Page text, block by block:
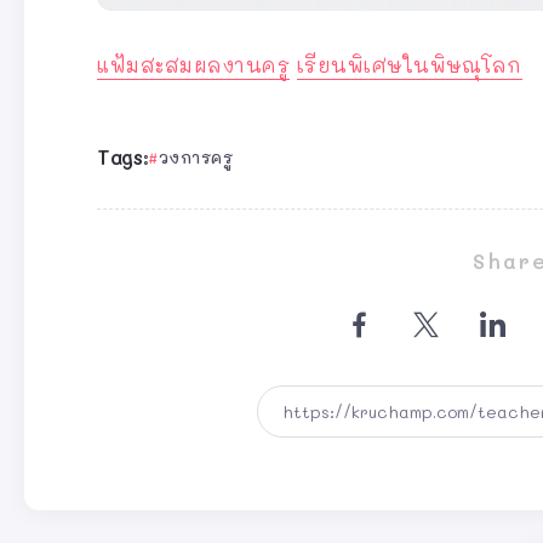
แฟ้มสะสมผลงานครู เรียนพิเศษในพิษณุโลก
Tags: วงการครู